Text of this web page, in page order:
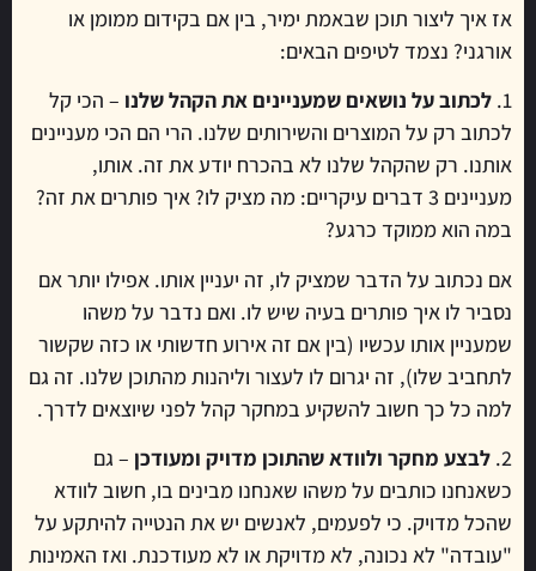
אז איך ליצור תוכן שבאמת ימיר, בין אם בקידום ממומן או
אורגני? נצמד לטיפים הבאים:
1. לכתוב על נושאים שמעניינים את הקהל שלנו – הכי קל
לכתוב רק על המוצרים והשירותים שלנו. הרי הם הכי מעניינים
אותנו. רק שהקהל שלנו לא בהכרח יודע את זה. אותו,
מעניינים 3 דברים עיקריים: מה מציק לו? איך פותרים את זה?
במה הוא ממוקד כרגע?
אם נכתוב על הדבר שמציק לו, זה יעניין אותו. אפילו יותר אם
נסביר לו איך פותרים בעיה שיש לו. ואם נדבר על משהו
שמעניין אותו עכשיו (בין אם זה אירוע חדשותי או כזה שקשור
לתחביב שלו), זה יגרום לו לעצור וליהנות מהתוכן שלנו. זה גם
למה כל כך חשוב להשקיע במחקר קהל לפני שיוצאים לדרך.
2. לבצע מחקר ולוודא שהתוכן מדויק ומעודכן – גם
כשאנחנו כותבים על משהו שאנחנו מבינים בו, חשוב לוודא
שהכל מדויק. כי לפעמים, לאנשים יש את הנטייה להיתקע על
"עובדה" לא נכונה, לא מדויקת או לא מעודכנת. ואז האמינות